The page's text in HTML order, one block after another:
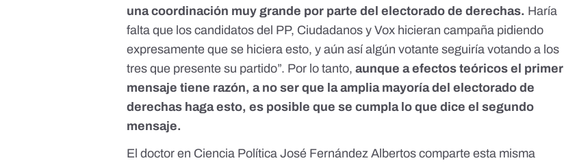
una coordinación muy grande por parte del electorado de derechas. Haría
falta que los candidatos del PP, Ciudadanos y Vox hicieran campaña pidiendo
expresamente que se hiciera esto, y aún así algún votante seguiría votando a los
tres que presente su partido”. Por lo tanto, aunque a efectos teóricos el primer
mensaje tiene razón, a no ser que la amplia mayoría del electorado de
derechas haga esto, es posible que se cumpla lo que dice el segundo
mensaje.
El doctor en Ciencia Política José Fernández Albertos comparte esta misma